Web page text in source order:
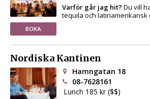
BOKA
Varför går jag hit? Du vill
tequila och latinamerikansk
Nordiska Kantinen
Hamngatan 18
08-7628161
Lunch 185 kr ($$)